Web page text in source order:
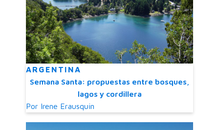
ARGENTINA
Semana Santa: propuestas entre bosques,
lagos y cordillera
Por Irene Erausquin